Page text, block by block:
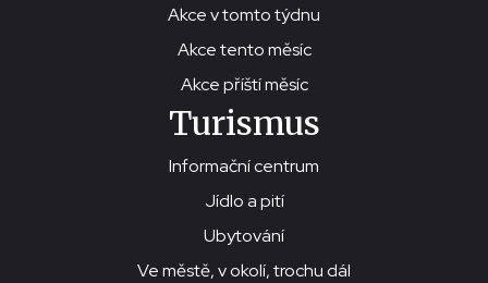
Akce v tomto týdnu
Akce tento měsíc
Akce příští měsíc
Turismus
Informační centrum
Jídlo a pití
Ubytování
Ve městě, v okolí, trochu dál